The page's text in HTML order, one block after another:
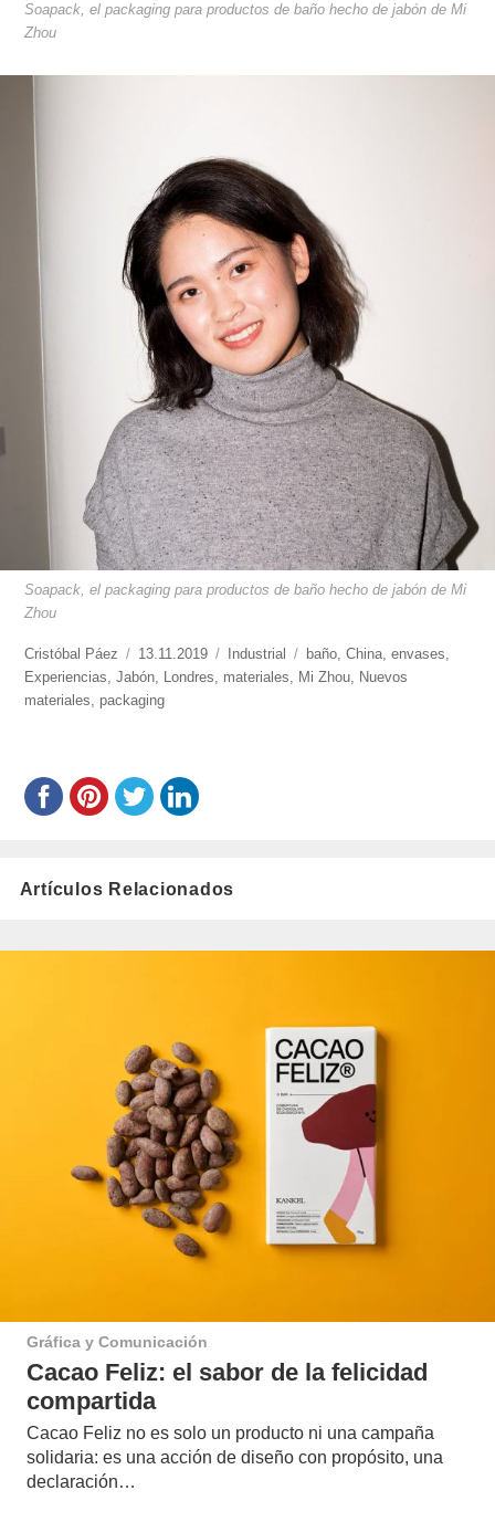
Soapack, el packaging para productos de baño hecho de jabón de Mi
Zhou
Soapack, el packaging para productos de baño hecho de jabón de Mi
Zhou
https://www.experimenta.es/author/cristobal-
paez/
Cristóbal Páez
Publicado
el
13.11.2019 Categorías
Industrial Etiquetas
baño,China,envases,
Experiencias,Jabón, Londres, materiales, Mi Zhou, Nuevos
materiales, packaging
Artículos Relacionados
Gráfica y Comunicación
Cacao Feliz: el sabor de la felicidad
compartida
Cacao Feliz no es solo un producto ni una campaña
solidaria: es una acción de diseño con propósito, una
declaración…